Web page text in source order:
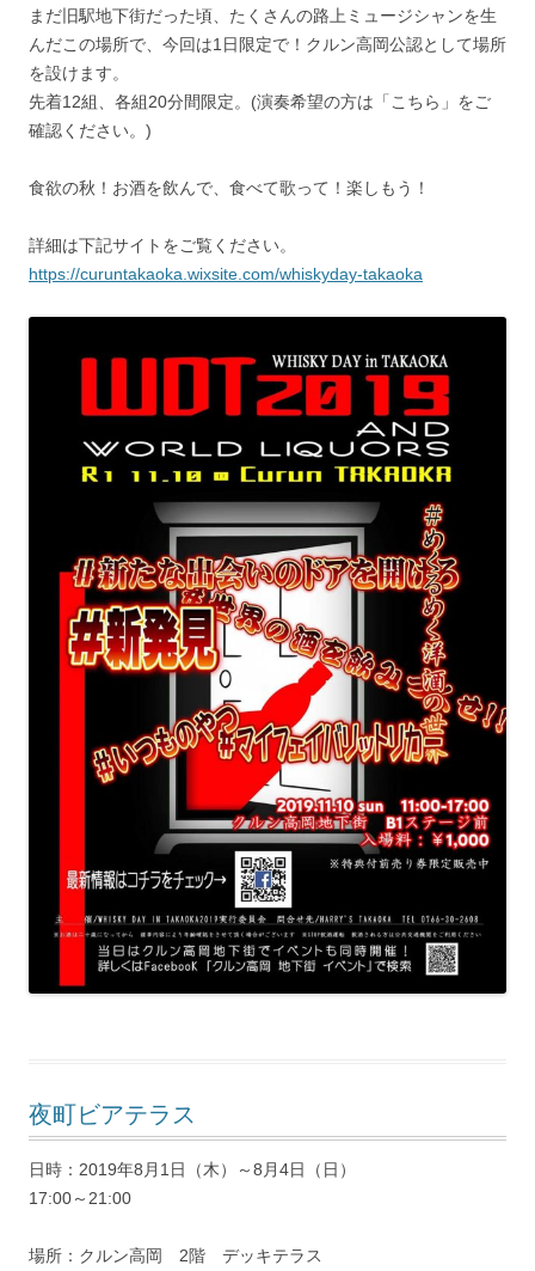
まだ旧駅地下街だった頃、たくさんの路上ミュージシャンを生
んだこの場所で、今回は1日限定で！クルン高岡公認として場所
を設けます。
先着12組、各組20分間限定。(演奏希望の方は「こちら」をご
確認ください。)
食欲の秋！お酒を飲んで、食べて歌って！楽しもう！
詳細は下記サイトをご覧ください。
https://curuntakaoka.wixsite.com/whiskyday-takaoka
夜町ビアテラス
日時：2019年8月1日（木）～8月4日（日）
17:00～21:00
場所：クルン高岡 2階 デッキテラス